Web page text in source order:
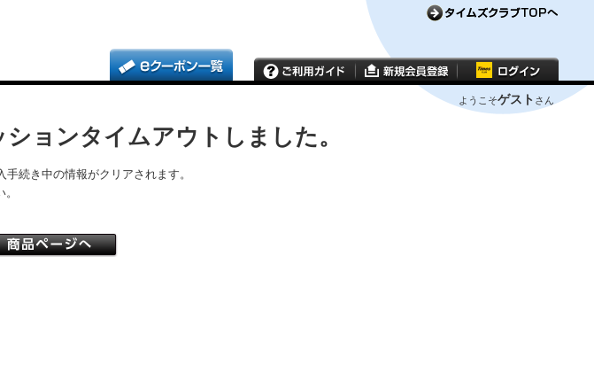
ようこそゲスト さん
ョンタイムアウトしました。
続き中の情報がクリアされます。